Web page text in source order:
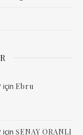
için Ebru
için ŞENAY ORANLI